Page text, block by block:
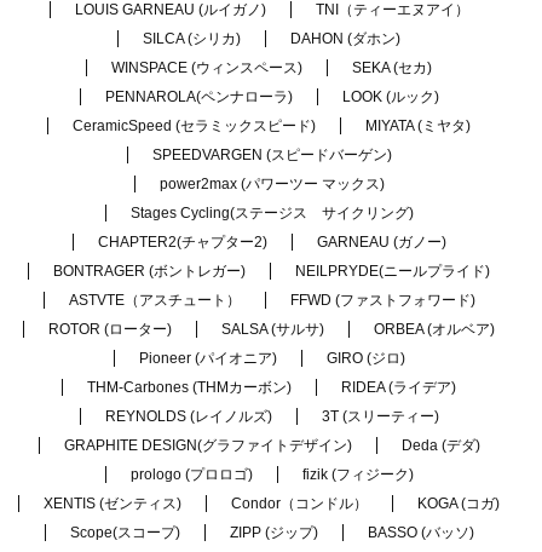
LOUIS GARNEAU (ルイガノ)
TNI（ティーエヌアイ）
SILCA (シリカ)
DAHON (ダホン)
WINSPACE (ウィンスペース)
SEKA (セカ)
PENNAROLA(ペンナローラ)
LOOK (ルック)
CeramicSpeed (セラミックスピード)
MIYATA (ミヤタ)
SPEEDVARGEN (スピードバーゲン)
power2max (パワーツー マックス)
Stages Cycling(ステージス サイクリング)
CHAPTER2(チャプター2)
GARNEAU (ガノー)
BONTRAGER (ボントレガー)
NEILPRYDE(ニールプライド)
ASTVTE（アスチュート）
FFWD (ファストフォワード)
ROTOR (ローター)
SALSA (サルサ)
ORBEA (オルベア)
Pioneer (パイオニア)
GIRO (ジロ)
THM-Carbones (THMカーボン)
RIDEA (ライデア)
REYNOLDS (レイノルズ)
3T (スリーティー)
GRAPHITE DESIGN(グラファイトデザイン)
Deda (デダ)
prologo (プロロゴ)
fizik (フィジーク)
XENTIS (ゼンティス)
Condor（コンドル）
KOGA (コガ)
Scope(スコープ)
ZIPP (ジップ)
BASSO (バッソ)